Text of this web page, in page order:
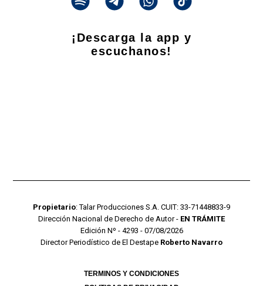
¡Descarga la app y
escuchanos!
Propietario: Talar Producciones S.A. CUIT: 33-71448833-9
Dirección Nacional de Derecho de Autor - EN TRÁMITE
Edición Nº - 4293 - 07/08/2026
Director Periodístico de El Destape Roberto Navarro
TERMINOS Y CONDICIONES